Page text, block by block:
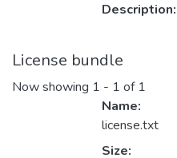
Description:
License bundle
Now showing 1 - 1 of 1
Name:
license.txt
Size: